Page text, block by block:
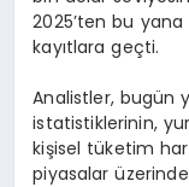
2025’ten bu
kayıtlara geçti.
Analistler, bugün
istatistiklerinin,
kişisel tüketim
piyasalar